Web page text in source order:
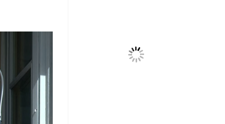
Декрет про відзначення
Великодня і всіх рухомих